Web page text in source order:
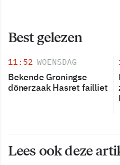
Best gelezen
11:52 WOENSDAG
Bekende Groningse
dönerzaak Hasret failliet
Lees ook deze